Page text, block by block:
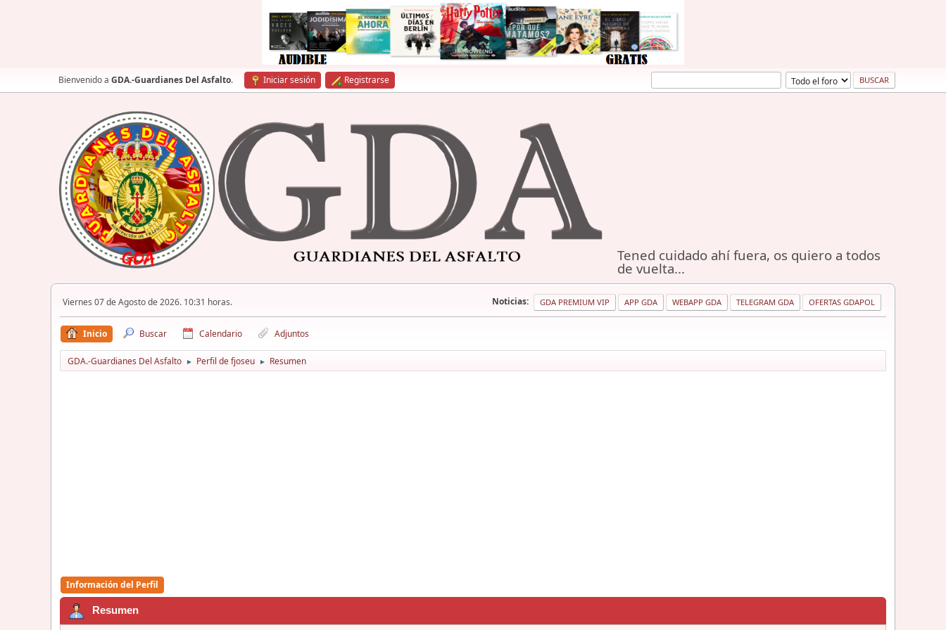
Bienvenido a GDA.-Guardianes Del Asfalto. Iniciar sesión Registrarse
Tened cuidado ahí fuera, os quiero a todos
de vuelta...
Viernes 07 de Agosto de 2026. 10:31 horas. Noticias: GDA PREMIUM VIP APP GDA WEBAPP GDA TELEGRAM GDA OFERTAS GDAPOL
Inicio Buscar Calendario Adjuntos
GDA.-Guardianes Del Asfalto ► Perfil de fjoseu ► Resumen
Información del Perfil
Resumen